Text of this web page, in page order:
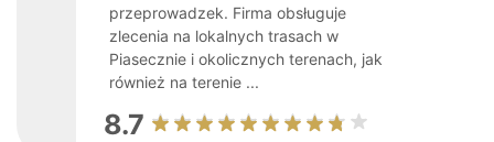
przeprowadzek. Firma obsługuje
zlecenia na lokalnych trasach w
Piasecznie i okolicznych terenach, jak
również na terenie ...
8.7